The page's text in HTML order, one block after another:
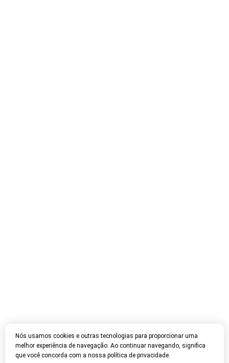
Nós usamos cookies e outras tecnologias para proporcionar uma
melhor experiência de navegação. Ao continuar navegando, significa
que você concorda com a nossa política de privacidade.